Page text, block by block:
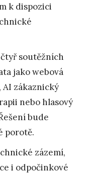
k dispozici
soutěžních
jako webová
zákaznický
nebo hlasový
bude
porotě.
zázemí,
i odpočinkové